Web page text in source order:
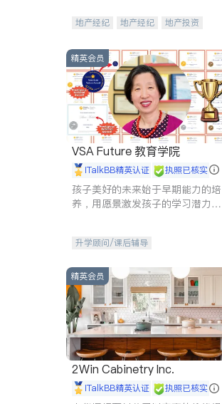
地产经纪 地产经纪
地产投资
精英会员
VSA Future 教育学院
iTalkBB精英认证 执照已核实
孩子美好的未来始于早期能力的培
养，用愿景激发孩子的学习潜力和
升学顾问/课后辅导
精英会员
2Win Cabinetry Inc.
iTalkBB精英认证 执照已核实